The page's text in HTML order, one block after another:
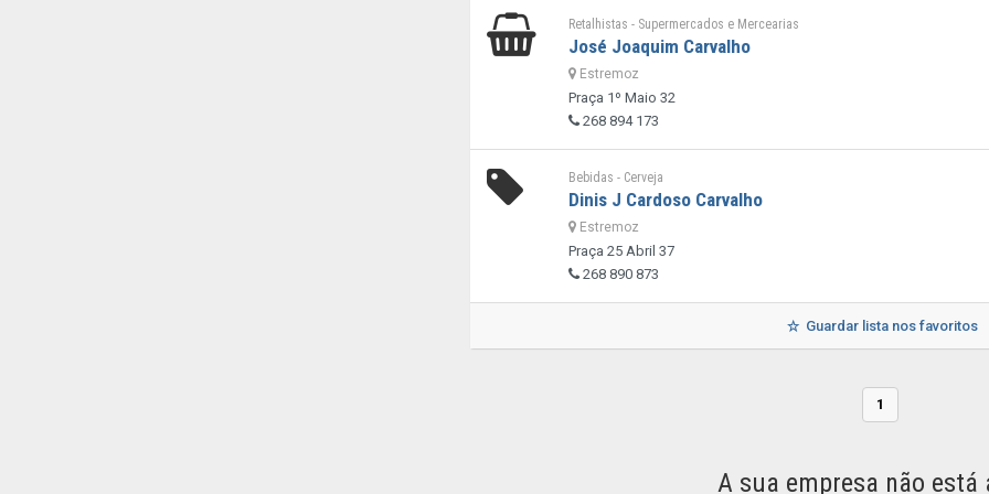
Retalhistas - Supermercados e Mercearias
José Joaquim Carvalho
Estremoz
Praça 1º Maio 32
268 894 173
Bebidas - Cerveja
Dinis J Cardoso Carvalho
Estremoz
Praça 25 Abril 37
268 890 873
Guardar lista nos favoritos
1
A sua empresa não está